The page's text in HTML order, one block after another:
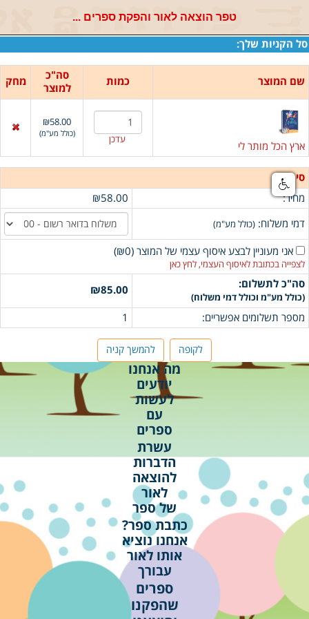
טפר הוצאה לאור והפקת ספרים ...
סל הקניות שלך:
שם המוצר כמות
סה"כ
למוצר
מחק
ארץ הכל מותר לי
עדכן
₪58.00
(כולל מע"מ)
סיכום:
מחיר: ₪58.00
דמי משלוח: (כולל מע"מ)
אני מעוניין לבצע איסוף עצמי של המוצר (
₪0
)
לצפייה בכתובת לאיסוף העצמי, לחץ כאן
סה"כ לתשלום:
(כולל מע"מ וכולל דמי משלוח)
₪85.00
מספר תשלומים אפשריים: 1
לקופה להמשך קניה
כתבת ספר?
אנחנו נוציא
אותו לאור
עבורך
מה אנחנו
יודעים
לעשות
עם
ספרים
ספרים
שהפקנו
עשרת
הדברות
להוצאה
לאור
של ספר